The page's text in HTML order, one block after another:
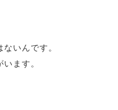
いんです。
ます。